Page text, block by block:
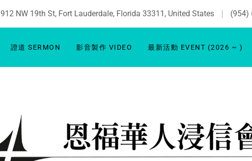
912 NW 19th St, Fort Lauderdale, Florida 33311, United States
(954)
證道 SERMON 影音製作 VIDEO 最新活動 EVENT (2026 ~ )